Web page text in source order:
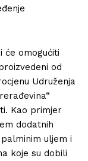
će omogućiti
od
Udruženja
Kao primjer
dodatnih
uljem i
koje su dobili